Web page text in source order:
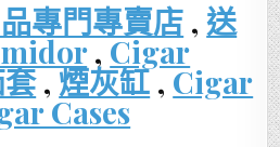
專門專賣店 ,送
, Cigar
, 煙灰缸, Cigar
Cases